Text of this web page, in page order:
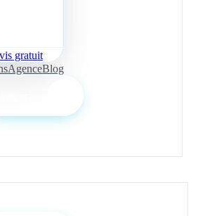
gratuit
AgenceBlog